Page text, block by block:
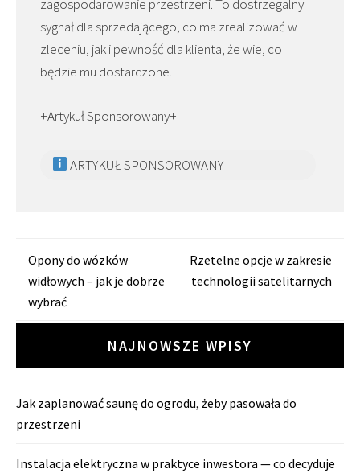
zagospodarowanie przestrzeni. To dostrzegalny
sygnał dla sprzedającego, co ma zrealizować w
zleceniu, jak i pewność dla klienta, że wie, co
będzie mu dostarczone.
+Artykuł Sponsorowany+
ARTYKUŁ SPONSOROWANY
Zobacz
wpisy
Opony do wózków
widłowych – jak je dobrze
wybrać
Rzetelne opcje w zakresie
technologii satelitarnych
NAJNOWSZE WPISY
Jak zaplanować saunę do ogrodu, żeby pasowała do
przestrzeni
Instalacja elektryczna w praktyce inwestora — co decyduje